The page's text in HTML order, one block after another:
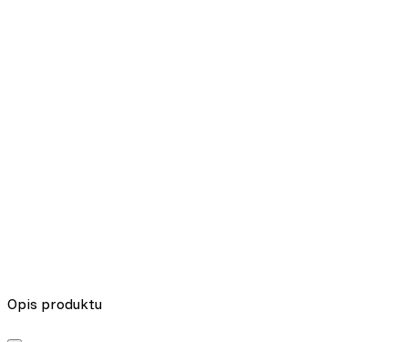
Opis produktu